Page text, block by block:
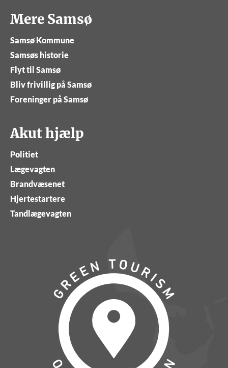
Mere Samsø
Samsø Kommune
Samsøs historie
Flyt til Samsø
Bliv frivillig på Samsø
Foreninger på Samsø
Akut hjælp
Politiet
Lægevagten
Brandvæsenet
Hjertestartere
Tandlægevagten